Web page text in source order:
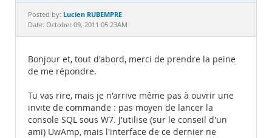
Documentation
Posted by: Lucien RUBEMPRE
Date: October 09, 2011 05:23AM
Bonjour et, tout d'abord, merci de prendre la peine
de me répondre.
Tu vas rire, mais je n'arrive même pas à ouvrir une
invite de commande : pas moyen de lancer la
console SQL sous W7. J'utilise (sur le conseil d'un
ami) UwAmp, mais l'interface de ce dernier ne